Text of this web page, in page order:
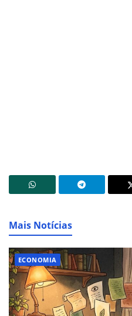
Mais Notícias
ECONOMIA